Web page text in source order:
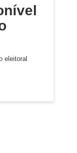
eleitoral